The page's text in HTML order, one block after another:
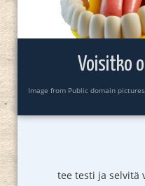
Voisitko
Image from Public domain pictures
tee testi ja selvitä